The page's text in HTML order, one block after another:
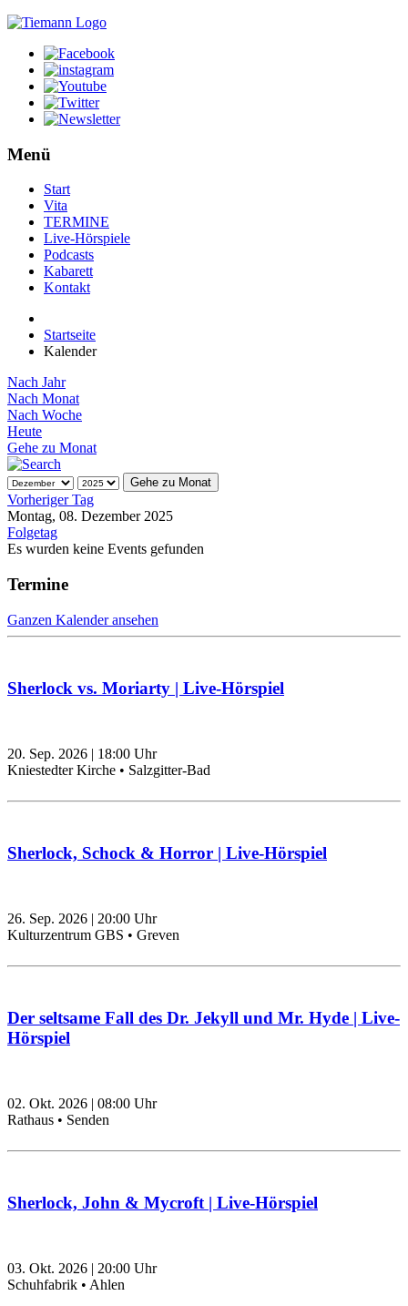
Menü
Start
Vita
TERMINE
Live-Hörspiele
Podcasts
Kabarett
Kontakt
Startseite
Kalender
Nach Jahr
Nach Monat
Nach Woche
Heute
Gehe zu Monat
Gehe zu Monat
Vorheriger Tag
Montag, 08. Dezember 2025
Folgetag
Es wurden keine Events gefunden
Termine
Ganzen Kalender ansehen
Sherlock vs. Moriarty | Live-Hörspiel
20. Sep. 2026 | 18:00 Uhr
Kniestedter Kirche • Salzgitter-Bad
Sherlock, Schock & Horror | Live-Hörspiel
26. Sep. 2026 | 20:00 Uhr
Kulturzentrum GBS • Greven
Der seltsame Fall des Dr. Jekyll und Mr. Hyde | Live-
Hörspiel
02. Okt. 2026 | 08:00 Uhr
Rathaus • Senden
Sherlock, John & Mycroft | Live-Hörspiel
03. Okt. 2026 | 20:00 Uhr
Schuhfabrik • Ahlen